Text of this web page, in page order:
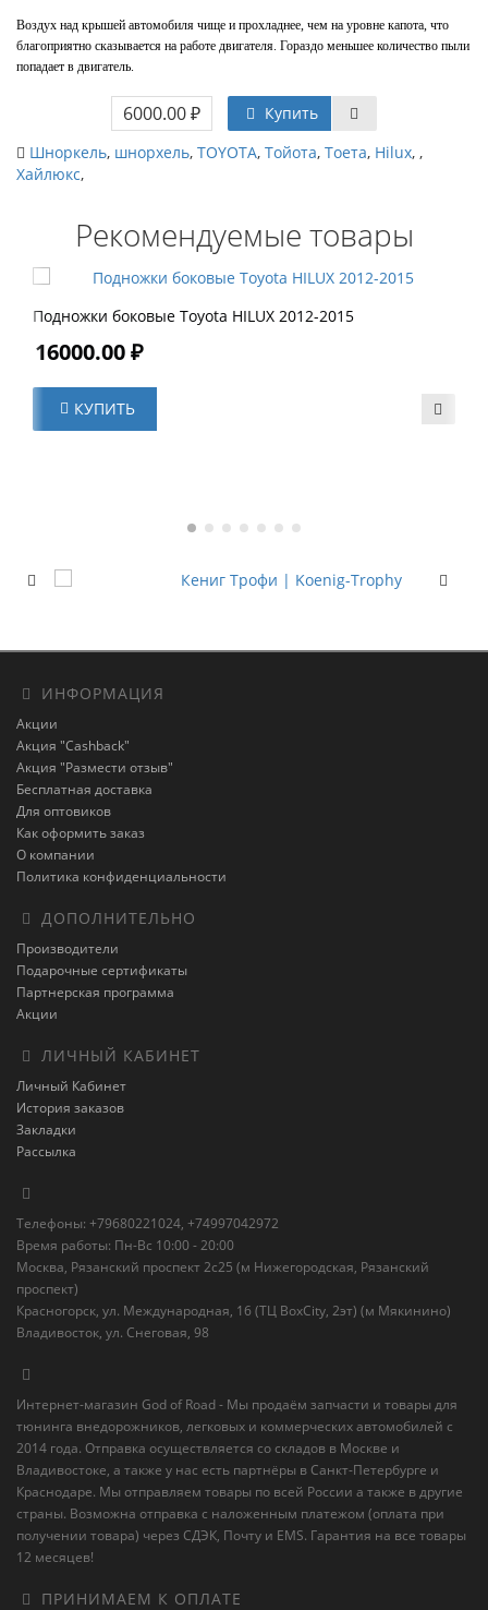
Воздух над крышей автомобиля чище и прохладнее, чем на уровне капота, что
благоприятно сказывается на работе двигателя. Гораздо меньшее количество пыли
попадает в двигатель.
6000.00 ₽
Купить
Шноркель, шнорхель, TOYOTA, Тойота, Тоета, Hilux, ,
Хайлюкс,
Рекомендуемые товары
Подножки боковые Toyota HILUX 2012-2015
16000.00 ₽
КУПИТЬ
ИНФОРМАЦИЯ
Акции
Акция "Cashback"
Акция "Размести отзыв"
Бесплатная доставка
Для оптовиков
Как оформить заказ
О компании
Политика конфиденциальности
ДОПОЛНИТЕЛЬНО
Производители
Подарочные сертификаты
Партнерская программа
Акции
ЛИЧНЫЙ КАБИНЕТ
Личный Кабинет
История заказов
Закладки
Рассылка
Телефоны: +79680221024, +74997042972
Время работы: Пн-Вс 10:00 - 20:00
Москва, Рязанский проспект 2с25 (м Нижегородская, Рязанский
проспект)
Красногорск, ул. Международная, 16 (ТЦ BoxСity, 2эт) (м Мякинино)
Владивосток, ул. Снеговая, 98
Интернет-магазин God of Road - Мы продаём запчасти и товары для
тюнинга внедорожников, легковых и коммерческих автомобилей с
2014 года. Отправка осуществляется со складов в Москве и
Владивостоке, а также у нас есть партнёры в Санкт-Петербурге и
Краснодаре. Мы отправляем товары по всей России а также в другие
страны. Возможна отправка с наложенным платежом (оплата при
получении товара) через СДЭК, Почту и EMS. Гарантия на все товары
12 месяцев!
ПРИНИМАЕМ К ОПЛАТЕ